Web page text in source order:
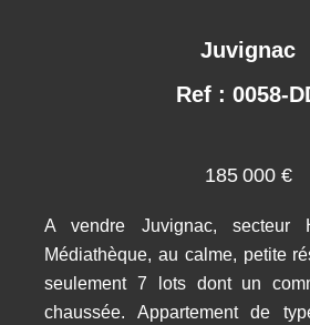
Juvignac
Ref : 0058-
185 000 €
A vendre Juvignac,
Médiathèque, au calme, petite
seulement 7 lots dont un
chaussée. Appartement de